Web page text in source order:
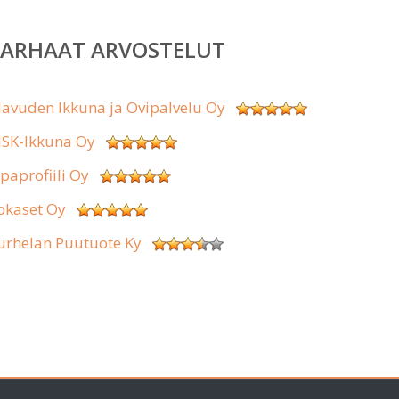
ARVOSTELUT
Ikkuna ja Ovipalvelu Oy
Ikkuna Oy
Oy
Oy
Puutuote Ky